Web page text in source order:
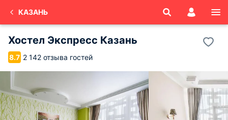
КАЗАНЬ
Хостел Экспресс Казань
8.7 2 142 отзыва гостей